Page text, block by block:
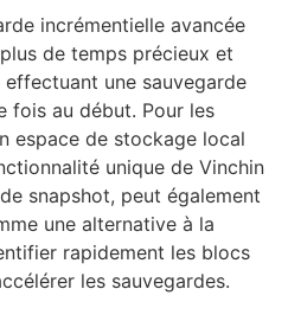
incrémentielle avancée
de temps précieux et
une sauvegarde
fois au début. Pour les
espace de stockage local
unique de Vinchin
snapshot, peut également
une alternative à la
rapidement les blocs
les sauvegardes.